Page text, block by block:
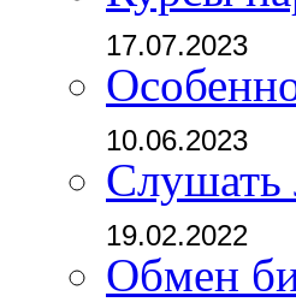
17.07.2023
10.06.2023
Слушать
19.02.2022
Обмен